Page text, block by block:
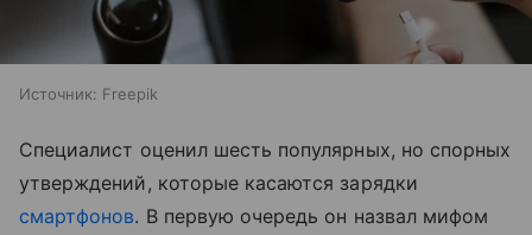
Источник: Freepik
Специалист оценил шесть популярных, но спорных
утверждений, которые касаются зарядки
смартфонов. В первую очередь он назвал мифом